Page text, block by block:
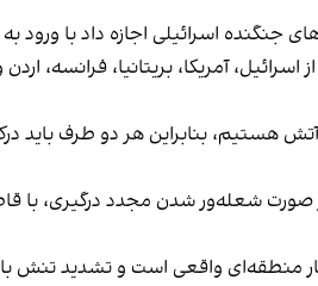
اسرائیلی اجازه داد با ورود به
هستیم، بنابراین هر دو طرف باید
شعله‌ور شدن مجدد درگیری، با
منطقه‌ای واقعی است و تشدید